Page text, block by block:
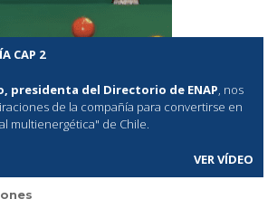
CAP 2
presidenta del Directorio de ENAP , nos
de la compañía para convertirse en
multienergética" de Chile.
VER VÍDEO